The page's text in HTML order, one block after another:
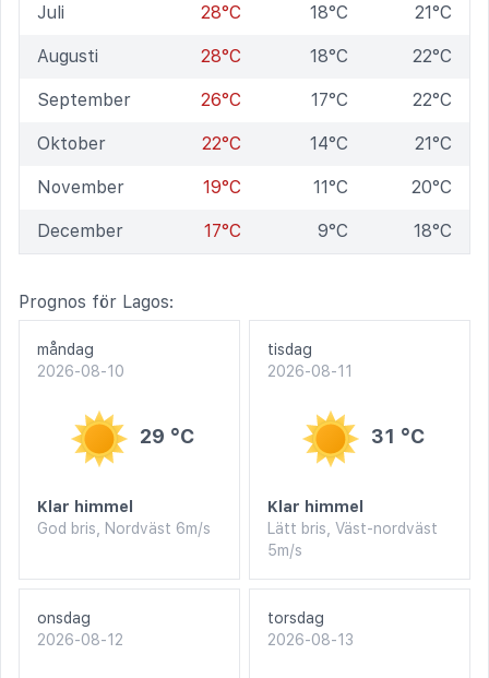
Juli 28°C 18°C 21°C
Augusti 28°C 18°C 22°C
September 26°C 17°C 22°C
Oktober 22°C 14°C 21°C
November 19°C 11°C 20°C
December 17°C 9°C 18°C
Prognos för Lagos:
måndag
2026-08-10
29 °C
Klar himmel
God bris, Nordväst 6m/s
tisdag
2026-08-11
31 °C
Klar himmel
Lätt bris, Väst-nordväst
5m/s
onsdag
2026-08-12
torsdag
2026-08-13